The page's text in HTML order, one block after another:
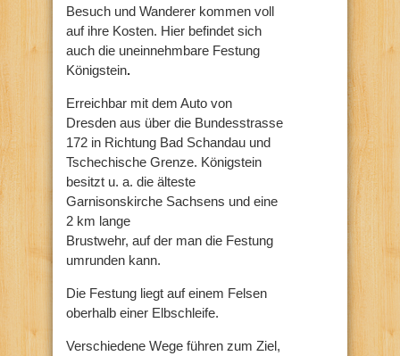
Besuch und Wanderer kommen voll
auf ihre Kosten. Hier befindet sich
auch die uneinnehmbare Festung
Königstein.
Erreichbar mit dem Auto von
Dresden aus über die Bundesstrasse
172 in Richtung Bad Schandau und
Tschechische Grenze. Königstein
besitzt u. a. die älteste
Garnisonskirche Sachsens und eine
2 km lange
Brustwehr, auf der man die Festung
umrunden kann.
Die Festung liegt auf einem Felsen
oberhalb einer Elbschleife.
Verschiedene Wege führen zum Ziel,